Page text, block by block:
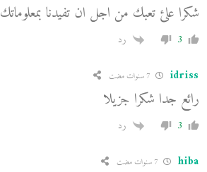
شكرا علئ تعبك من اجل ان تفيدنا بمعلوماتك
3 رد
idriss
رائع جدا شكرا جزيلا
3 رد
hiba